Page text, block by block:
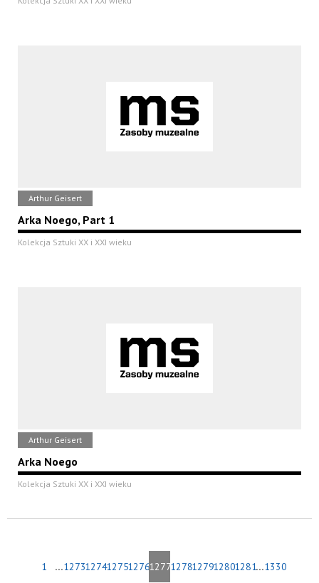
Arthur Geisert
Arka Noego, Part 1
Kolekcja Sztuki XX i XXI wieku
Arthur Geisert
Arka Noego
Kolekcja Sztuki XX i XXI wieku
1 ...127312741275127612771278127912801281...1330